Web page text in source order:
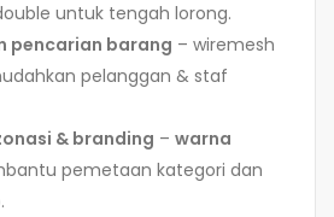
untuk tengah lorong.
pencarian barang – wiremesh
pelanggan & staf
& branding – warna
pemetaan kategori dan